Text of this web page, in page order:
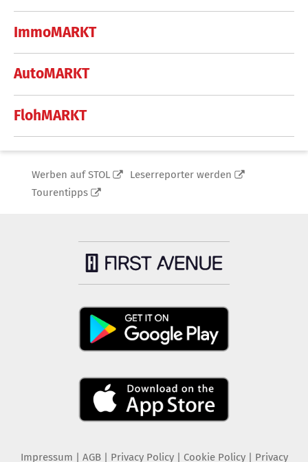
ImmoMARKT
AutoMARKT
FlohMARKT
Werben auf STOL
Leserreporter werden
Tourentipps
Impressum AGB Privacy Policy| Cookie Policy| Privacy